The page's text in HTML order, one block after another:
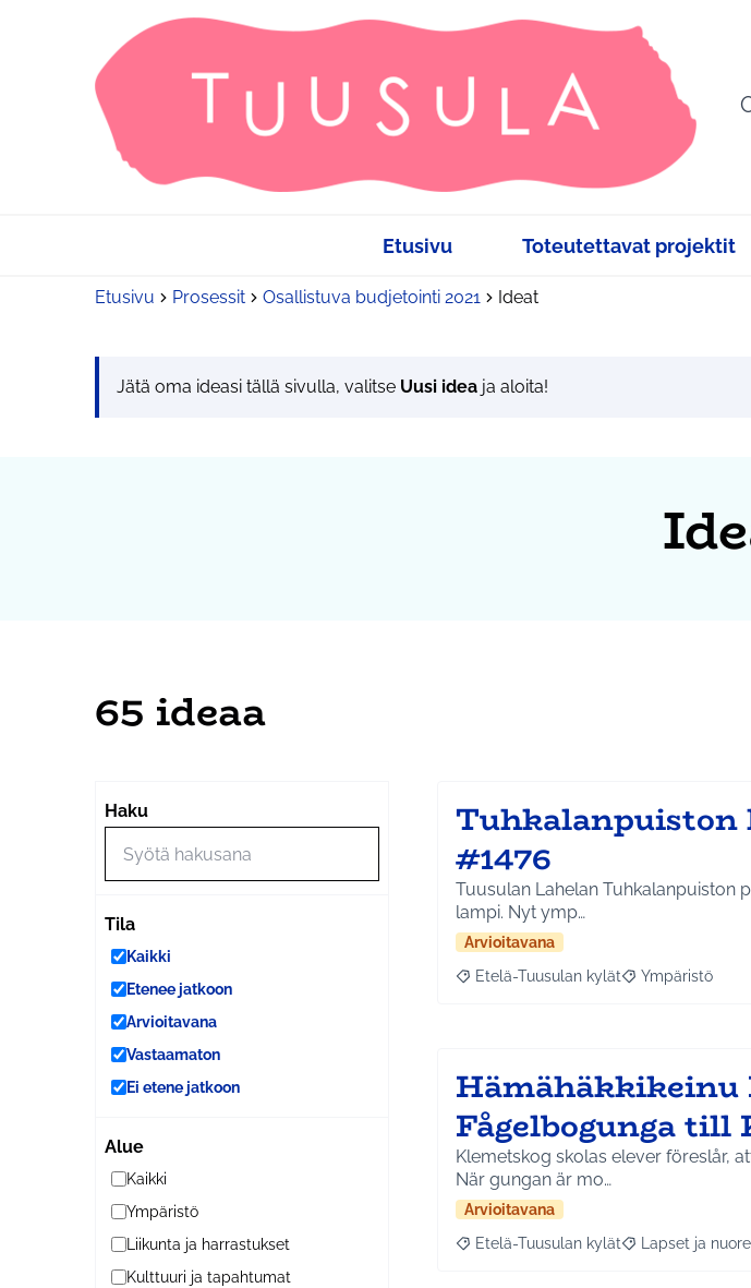
Etusivu Toteutettavat projektit
Etusivu Prosessit Osallistuva budjetointi 2021 Ideat
Jätä oma ideasi tällä sivulla, valitse Uusi idea ja aloita!
65 ideaa
Haku
Tila
Kaikki
Etenee jatkoon
Arvioitavana
Vastaamaton
Ei etene jatkoon
Alue
Kaikki
Ympäristö
Liikunta ja harrastukset
Kulttuuri ja tapahtumat
Tuhkalanpuiston
#1476
Tuusulan Lahelan Tuhkalanpuiston
lampi. Nyt ymp…
Arvioitavana
Rajaa tulokset aihepiirin mukaan: Etelä-
Etelä-Tuusulan kylät Rajaa tulokset
Ympäristö
Hämähäkkikeinu
Fågelbogunga till
Klemetskog skolas elever föreslår,
När gungan är mo…
Arvioitavana
Rajaa tulokset aihepiirin mukaan: Etelä-
Etelä-Tuusulan kylät Rajaa tulokset
Lapset ja